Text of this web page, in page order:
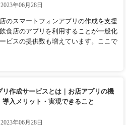
年06月28日
のスマートフォンアプリの作成を支援
食店のアプリを利用することが一般化
ビスの提供数も増えています。ここで
リ作成サービスとは｜お店アプリの機
導入メリット・実現できること
年06月28日